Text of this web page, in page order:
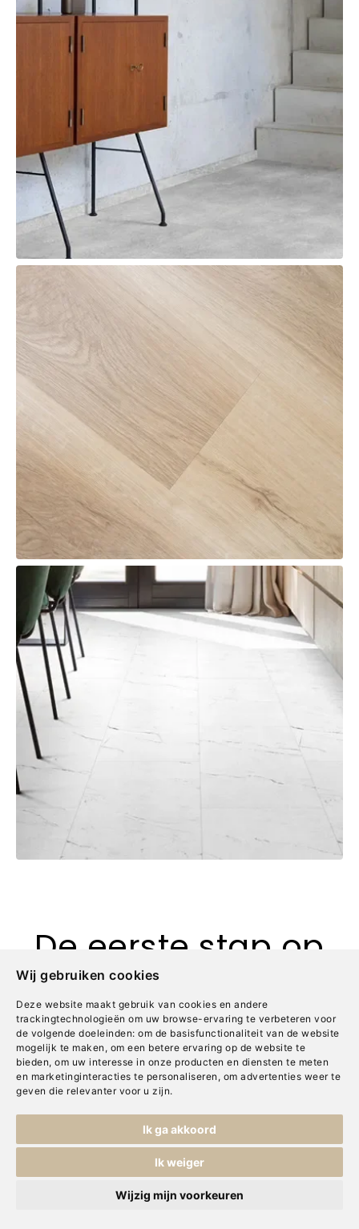
Wij gebruiken cookies
Deze website maakt gebruik van cookies en andere
trackingtechnologieën om uw browse-ervaring te verbeteren voor
de volgende doeleinden: om de basisfunctionaliteit van de website
mogelijk te maken , om een betere ervaring op de website te
bieden, om uw interesse in onze producten en diensten te meten
en marketinginteracties te personaliseren , om advertenties weer te
geven die relevanter voor u zijn.
Ik ga akkoord
Ik weiger
Wijzig mijn voorkeuren
De eerste stap op
weg naarjouw
thuis
Mogen we iets voor je
doen?